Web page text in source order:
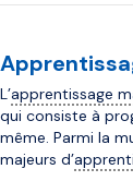
L’apprentissage
qui consiste à
même. Parmi la
majeurs d’